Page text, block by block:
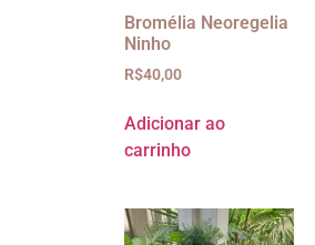
Bromélia Neoregelia
Ninho
R$40,00
Adicionar ao
carrinho